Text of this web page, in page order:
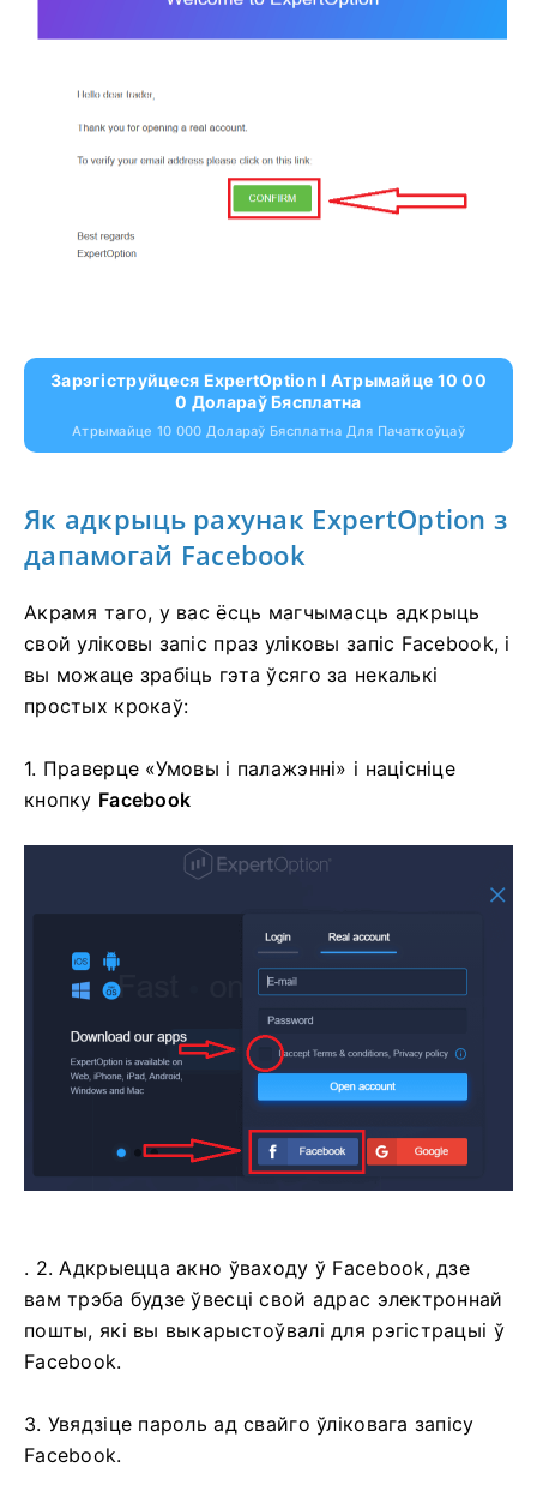
Зарэгіструйцеся ExpertOption І Атрымайце 10 00
0 Долараў Бясплатна
Атрымайце 10 000 Долараў Бясплатна Для Пачаткоўцаў
Як адкрыць рахунак ExpertOption з
дапамогай Facebook
Акрамя таго, у вас ёсць магчымасць адкрыць
свой уліковы запіс праз уліковы запіс Facebook, і
вы можаце зрабіць гэта ўсяго за некалькі
простых крокаў:
1. Праверце «Умовы і палажэнні» і націсніце
кнопку Facebook
. 2. Адкрыецца акно ўваходу ў Facebook, дзе
вам трэба будзе ўвесці свой адрас электроннай
пошты, які вы выкарыстоўвалі для рэгістрацыі ў
Facebook.
3. Увядзіце пароль ад свайго ўліковага запісу
Facebook.